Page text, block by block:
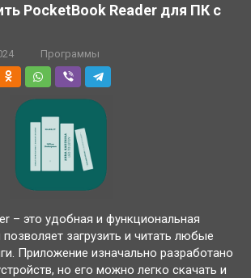
PocketBook Reader для ПК с
Программы
– это удобная и функциональная
позволяет загрузить и читать любые
Приложение изначально разработано
но его можно легко скачать и